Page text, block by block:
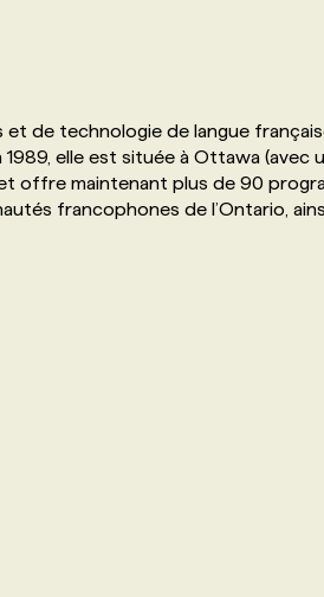
de technologie de langue
elle est située à Ottawa (avec
offre maintenant plus de 90
francophones de l’Ontario,